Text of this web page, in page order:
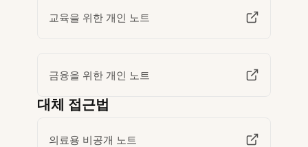
교육을 위한 개인 노트
금융을 위한 개인 노트
대체 접근법
의료용 비공개 노트